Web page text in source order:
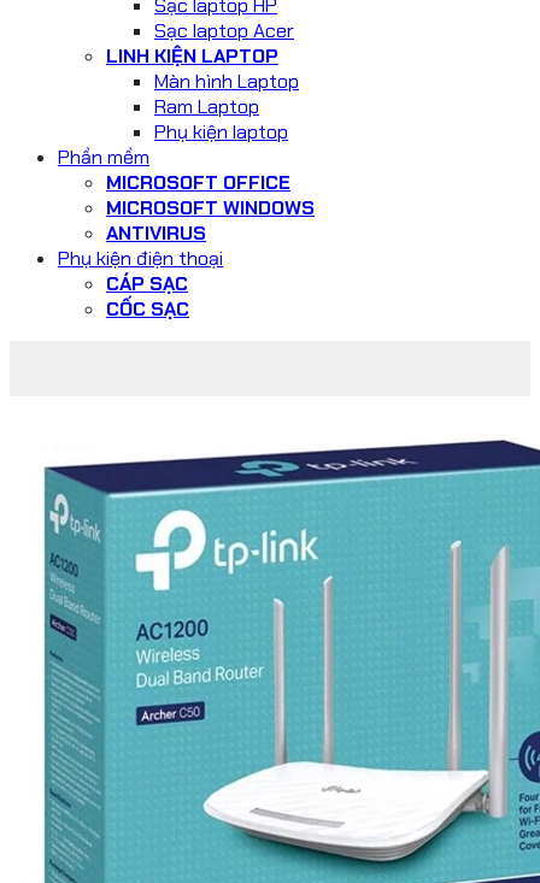
Sạc laptop HP
Sạc laptop Acer
LINH KIỆN LAPTOP
Màn hình Laptop
Ram Laptop
Phụ kiện laptop
Phần mềm
MICROSOFT OFFICE
MICROSOFT WINDOWS
ANTIVIRUS
Phụ kiện điện thoại
CÁP SẠC
CỐC SẠC